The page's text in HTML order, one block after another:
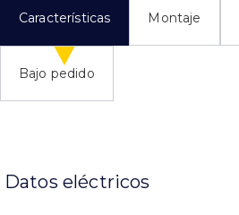
Características Montaje
Bajo pedido
Datos eléctricos